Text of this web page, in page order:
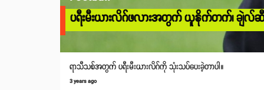
ပရီးမီးယားလိဂ်ဖလားအတွက် ယူနိုက်တက်၊ ချဲလ်
ရာသီသစ်အတွက် ပရီးမီးယားလိဂ်ကို သုံးသပ်ပေးခဲ့တာပါ။
3 years ago